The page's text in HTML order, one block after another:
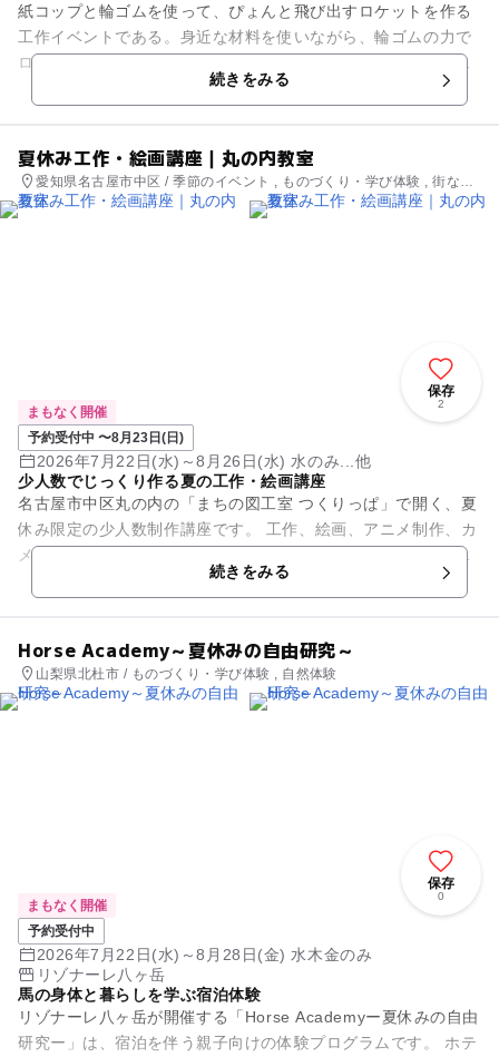
紙コップと輪ゴムを使って、ぴょんと飛び出すロケットを作る
工作イベントである。身近な材料を使いながら、輪ゴムの力で
ロケットが飛ぶしくみを楽しく学ぶことができる。完成したロ
ケットはその場で飛ばして遊...続きをみる
夏休み工作・絵画講座｜丸の内教室
愛知県名古屋市中区 / 季節のイベント , ものづくり・学び体験 , 街なか
イベント , ミニイベント
保存
2
まもなく開催
予約受付中 〜8月23日(日)
2026年7月22日(水)～8月26日(水) 水のみ...他
少人数でじっくり作る夏の工作・絵画講座
名古屋市中区丸の内の「まちの図工室 つくりっぱ」で開く、夏
休み限定の少人数制作講座です。 工作、絵画、アニメ制作、カ
メラづくり、絵の具づくり、自由制作相談など、子どもたちが
続きをみる
Horse Academy～夏休みの自由研究～
山梨県北杜市 / ものづくり・学び体験 , 自然体験
保存
0
まもなく開催
予約受付中
2026年7月22日(水)～8月28日(金) 水木金のみ
リゾナーレ八ヶ岳
馬の身体と暮らしを学ぶ宿泊体験
リゾナーレ八ヶ岳が開催する「Horse Academyー夏休みの自由
研究ー」は、宿泊を伴う親子向けの体験プログラムです。 ホテ